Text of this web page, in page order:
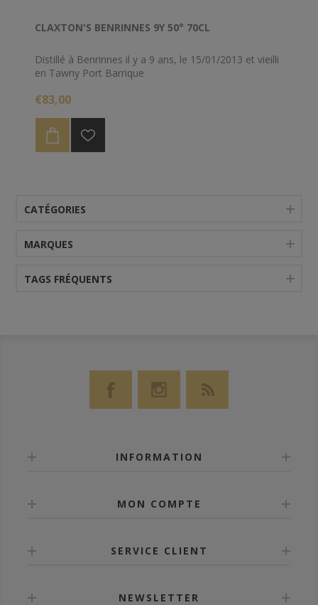
CLAXTON'S BENRINNES 9Y 50° 70CL
Distillé à Benrinnes il y a 9 ans, le 15/01/2013 et vieilli
en Tawny Port Barrique
€83,00
CATÉGORIES
MARQUES
TAGS FRÉQUENTS
INFORMATION
MON COMPTE
SERVICE CLIENT
NEWSLETTER